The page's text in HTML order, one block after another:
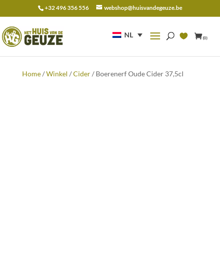
+32 496 356 556 webshop@huisvandegeuze.be
NL (0)
naar:
Home/Winkel /Cider/ Boerenerf Oude Cider 37,5cl